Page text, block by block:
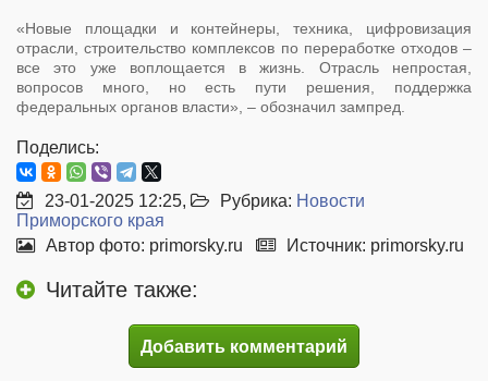
«Новые площадки и контейнеры, техника, цифровизация
отрасли, строительство комплексов по переработке отходов –
все это уже воплощается в жизнь. Отрасль непростая,
вопросов много, но есть пути решения, поддержка
федеральных органов власти», – обозначил зампред.
Поделись:
23-01-2025 12:25, Рубрика: Новости
Приморского края
Автор фото: primorsky.ru
Источник: primorsky.ru
Читайте также:
Добавить комментарий